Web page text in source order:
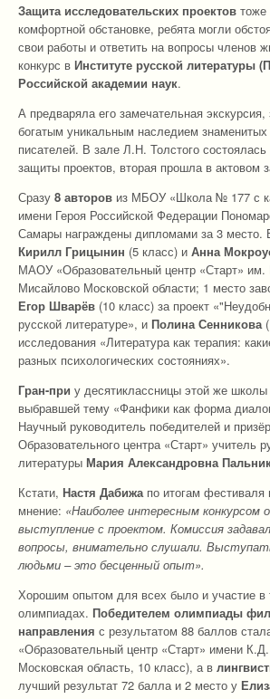
Защита исследовательских проектов тоже
комфортной обстановке, ребята могли
свои работы и ответить на вопросы членов
конкурс в Институте русской литературы
Российской академии наук.
А предваряла его замечательная экскурсия,
богатым уникальным наследием знаменитых
писателей. В зале Л.Н. Толстого состоялась
защиты проектов, вторая прошла в актовом
Сразу 8 авторов из МБОУ «Школа № 177 с
имени Героя Российской Федерации
Самары награждены дипломами за 3 место.
Кирилл Грицынин (5 класс) и Анна
МАОУ «Образовательный центр «Старт» им.
Мисайлово Московской области; 1 место
Егор Шварёв (10 класс) за проект
русской литературе», и Полина Сенникова
исследования «Литература как терапия:
разных психологических состояниях».
Гран-при у десятиклассницы этой же школы
выбравшей тему «Фанфики как форма
Научный руководитель победителей и
Образовательного центра «Старт» учитель
литературы Мария Александровна
Кстати, Настя Дабижа по итогам фестиваля
мнение: «Наиболее интересным конкурсом
выступление с проектом. Комиссия
вопросы, внимательно слушали.
людьми – это бесценный опыт».
Хорошим опытом для всех было и участие в
олимпиадах. Победителем олимпиады
направления с результатом 88 баллов
«Образовательный центр «Старт» имени
Московская область, 10 класс), а в
лучший результат 72 балла и 2 место у